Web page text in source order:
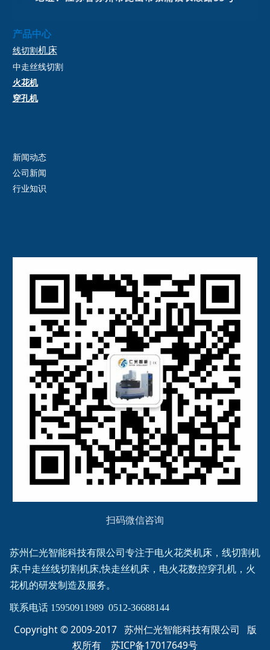
产品中心
线切割 机床
中走丝线切割
火花机
穿孔机
新闻动态
公司新闻
行业知识
扫码微信咨询
苏州仁光智能科技有限公司专注于电火花类机床，线切割机
床,中走丝线切割机床,快走丝机床，电火花数控穿孔机，火
花机的研发制造及服务。
联系电话 15950911989  0512-36688144
Copyright © 2009-2017 苏州仁光智能科技有限公司 版
权所有 苏ICP备17017649号